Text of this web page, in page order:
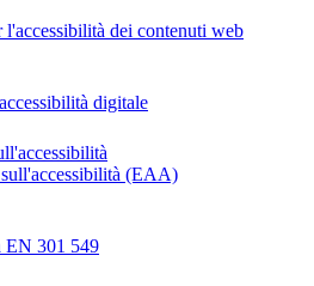
l'accessibilità dei contenuti web
digitale
(EAA)
EN 301 549